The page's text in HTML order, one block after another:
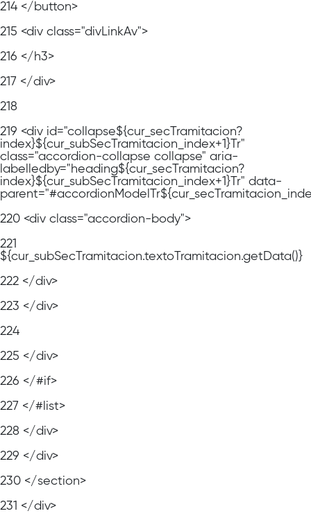
214 </button>
215 <div class="divLinkAv">
216 </h3>
217 </div>
218
219 <div id="collapse${cur_secTramitacion?
index}${cur_subSecTramitacion_index+1}Tr"
class="accordion-collapse collapse" aria-
labelledby="heading${cur_secTramitacion?
index}${cur_subSecTramitacion_index+1}Tr" data-
220 <div class="accordion-body">
221
${cur_subSecTramitacion.textoTramitacion.getData()}
222 </div>
223 </div>
224
225 </div>
226 </#if>
227 </#list>
228 </div>
229 </div>
230 </section>
231 </div>